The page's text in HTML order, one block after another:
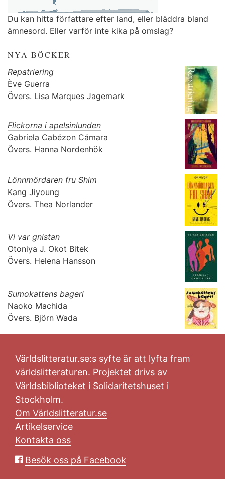
Du kan hitta författare efter land, eller bläddra bland
ämnesord. Eller varför inte kika på omslag?
NYA BÖCKER
Repatriering
Ève Guerra
Övers. Lisa Marques Jagemark
Flickorna i apelsinlunden
Gabriela Cabézon Cámara
Övers. Hanna Nordenhök
Lönnmördaren fru Shim
Kang Jiyoung
Övers. Thea Norlander
Vi var gnistan
Otoniya J. Okot Bitek
Övers. Helena Hansson
Sumokattens bageri
Naoko Machida
Övers. Björn Wada
Världslitteratur.se:s syfte är att lyfta fram
världslitteraturen. Projektet drivs av
Världsbiblioteket i Solidaritetshuset i
Stockholm.
Om Världslitteratur.se
Artikelservice
Kontakta oss
Besök oss på Facebook